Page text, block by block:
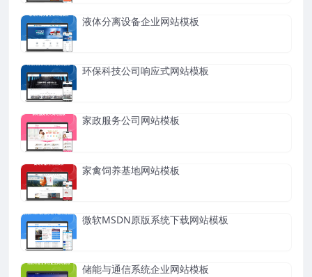
液体分离设备企业网站模板
环保科技公司响应式网站模板
家政服务公司网站模板
家禽饲养基地网站模板
微软MSDN原版系统下载网站模板
储能与通信系统企业网站模板